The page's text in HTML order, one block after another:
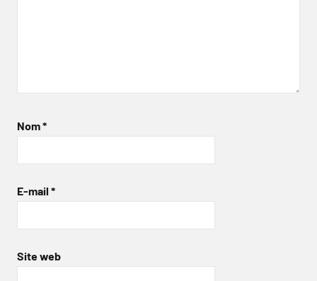
Nom*
E-mail *
Site web